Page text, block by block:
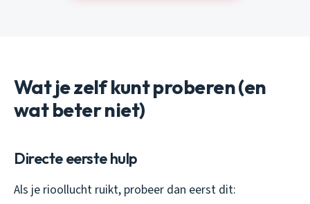
Wat je zelf kunt proberen (en
wat beter niet)
Directe eerste hulp
Als je rioollucht ruikt, probeer dan eerst dit: